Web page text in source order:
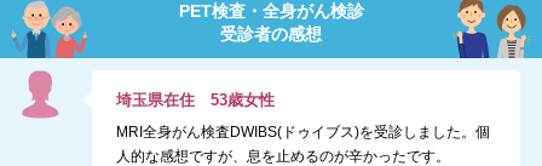
PET検査・全身がん検診
受診者の感想
埼玉県在住53歳女性
MRI全身がん検査DWIBS(ドゥイブス)を受診しました。個
人的な感想ですが、息を止めるのが辛かったです。